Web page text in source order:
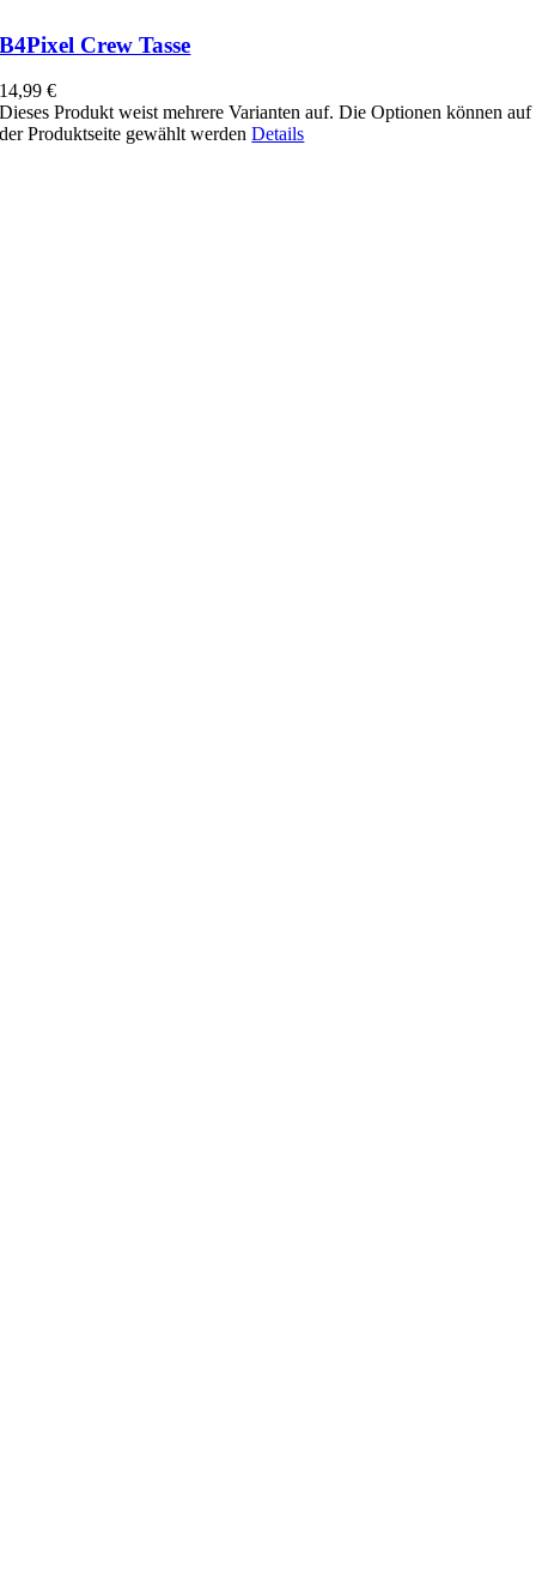
B4Pixel Crew Tasse
14,99€
Dieses Produkt weist mehrere Varianten auf. Die Optionen können auf
der Produktseite gewählt werdenDetails